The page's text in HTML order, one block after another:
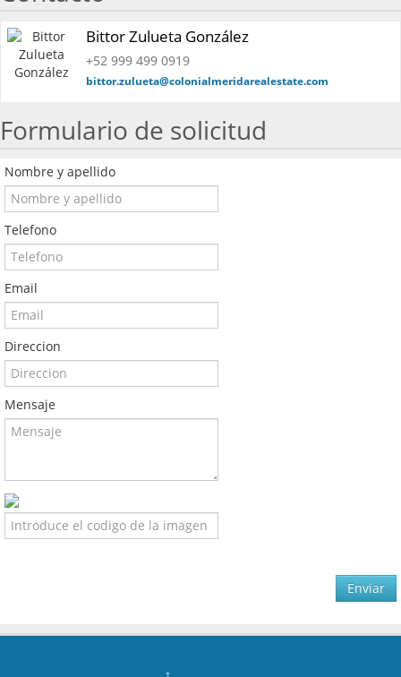
Bittor Zulueta González
+52 999 499 0919
bittor.zulueta@colonialmeridarealestate.com
Formulario de solicitud
Nombre y apellido
Telefono
Email
Direccion
Mensaje
Enviar